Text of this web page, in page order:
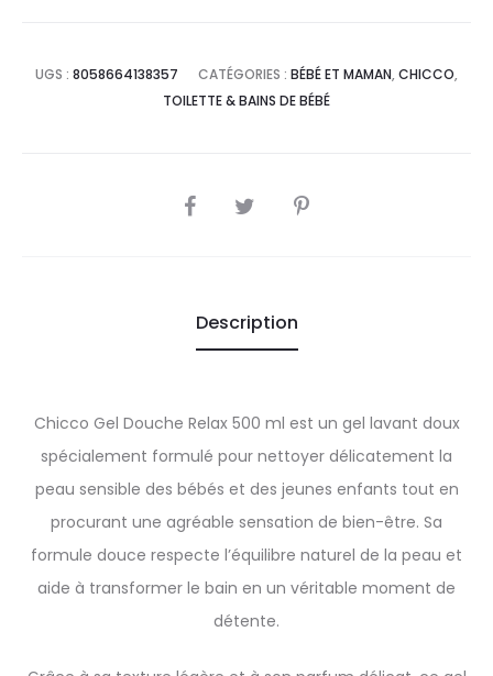
UGS : 8058664138357 CATÉGORIES : BÉBÉ ET MAMAN, CHICCO,
TOILETTE & BAINS DE BÉBÉ
SHARE
Description
Chicco Gel Douche Relax 500 ml est un gel lavant doux
spécialement formulé pour nettoyer délicatement la
peau sensible des bébés et des jeunes enfants tout en
procurant une agréable sensation de bien-être. Sa
formule douce respecte l’équilibre naturel de la peau et
aide à transformer le bain en un véritable moment de
détente.